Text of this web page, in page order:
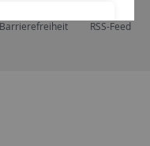
Barrierefreiheit RSS-Feed